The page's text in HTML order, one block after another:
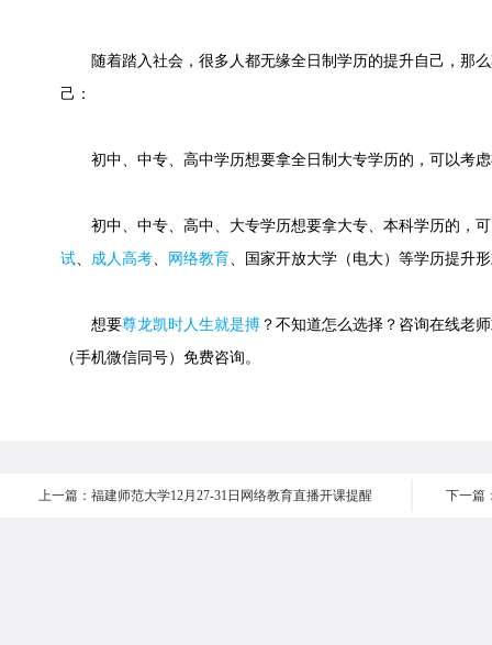
随着踏入社会，很多人都无缘全日制学历的提升自己，那么
己：
初中、中专、高中学历想要拿全日制大专学历的，可以考虑
初中、中专、高中、大专学历想要拿大专、本科学历的，可
试、 成人高考、 网络教育、国家开放大学（电大）等学历提升
想要尊龙凯时人生就是搏 ？不知道怎么选择？咨询在线老
（手机微信同号）免费咨询。
上一篇：福建师范大学12月27-31日网络教育直播开课提醒